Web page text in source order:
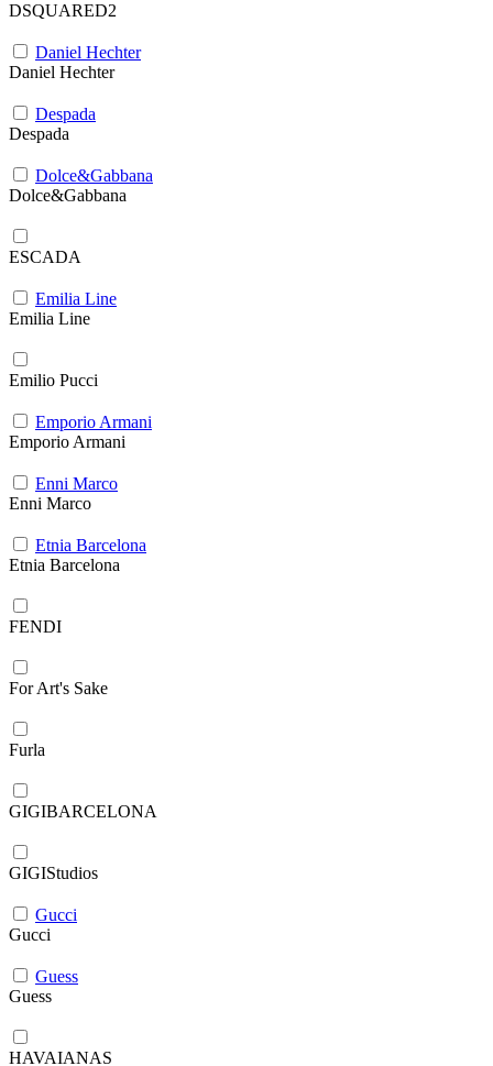
DSQUARED2
Daniel Hechter
Daniel Hechter
Despada
Despada
Dolce&Gabbana
Dolce&Gabbana
ESCADA
Emilia Line
Emilia Line
Emilio Pucci
Emporio Armani
Emporio Armani
Enni Marco
Enni Marco
Etnia Barcelona
Etnia Barcelona
FENDI
For Art's Sake
Furla
GIGIBARCELONA
GIGIStudios
Gucci
Gucci
Guess
Guess
HAVAIANAS